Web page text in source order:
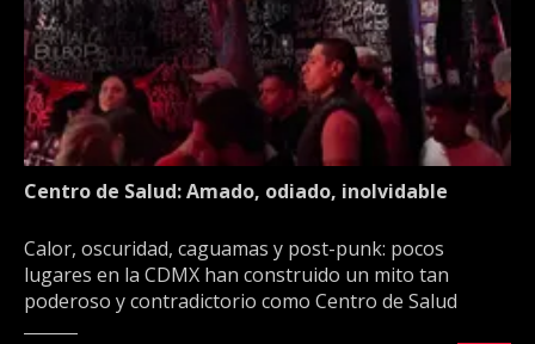
Centro de Salud: Amado, odiado, inolvidable
Calor, oscuridad, caguamas y post-punk: pocos
lugares en la CDMX han construido un mito tan
poderoso y contradictorio como Centro de Salud